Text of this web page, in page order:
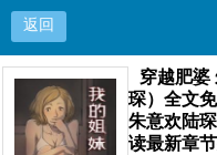
返回
穿越肥婆 朱意欢陆
文免费阅读无弹窗
穿越肥婆
琛）全文
朱意欢陆
读最新章